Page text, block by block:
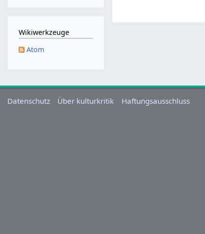
5
Wikiwerkzeuge
Atom
Datenschutz Über kulturkritik Haftungsausschluss